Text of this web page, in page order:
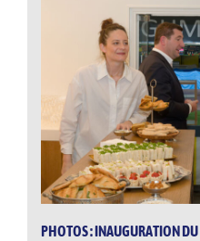
PHOTOS : INAUGURATION DU